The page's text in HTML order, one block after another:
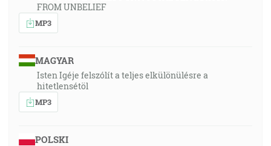
FROM UNBELIEF
MP3
MAGYAR
Isten Igéje felszólít a teljes elkülönülésre a
hitetlensétöl
MP3
POLSKI